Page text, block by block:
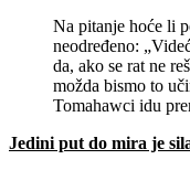
Na pitanje hoće li
neodređeno:
da, ako se rat ne
možda bismo to
Tomahawci idu
Jedini put do mira je